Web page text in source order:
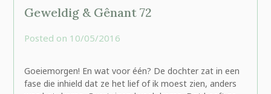
Geweldig & Gênant 72
Posted on 10/05/2016
Goeiemorgen! En wat voor één? De dochter zat in een
fase die inhield dat ze het lief of ik moest zien, anders